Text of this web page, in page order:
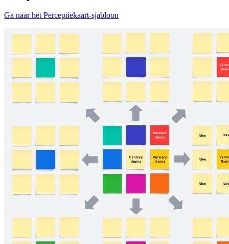
Ga naar het Perceptiekaart-sjabloon